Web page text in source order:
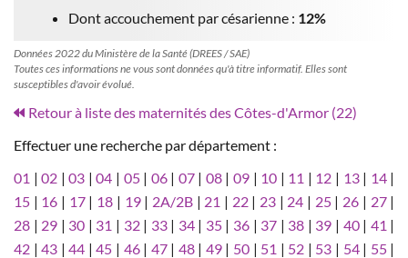
Dont accouchement par césarienne : 12%
Données 2022 du Ministère de la Santé (DREES / SAE)
Toutes ces informations ne vous sont données qu'à titre informatif. Elles sont
susceptibles d'avoir évolué.
Retour à liste des maternités des Côtes-d'Armor (22)
Effectuer une recherche par département :
01 |02 |03 |04 | 05| 06| 07| 08| 09 | 10 | 11 | 12 | 13| 14|
15 | 16 | 17| 18 | 19| 2A/2B| 21 | 22| 23 | 24 | 25| 26 | 27|
28 | 29 | 30 | 31 | 32| 33| 34| 35| 36 | 37 | 38 | 39 | 40| 41 |
42 |43 |44 |45 | 46| 47| 48| 49| 50 | 51 | 52 | 53 | 54| 55|